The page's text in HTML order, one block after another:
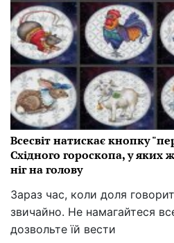
Всесвіт натискає кнопку
Східного гороскопа, у яких
ніг на голову
Зараз час, коли доля
звичайно. Не намагайтеся
дозвольте їй вести